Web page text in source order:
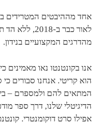
אחד מההיבטים המטרידים
לאור כבר ב-
מהדרגים המקצועיים בנידון.
אנו בקונטנטו נאו מאמינים
הוא קריטי. אנחנו סבורים
המתאים להם ולמספרם – בין
הדיגיטלי שלנו, דרך ספר
אפילו סרט דוקומנטרי.